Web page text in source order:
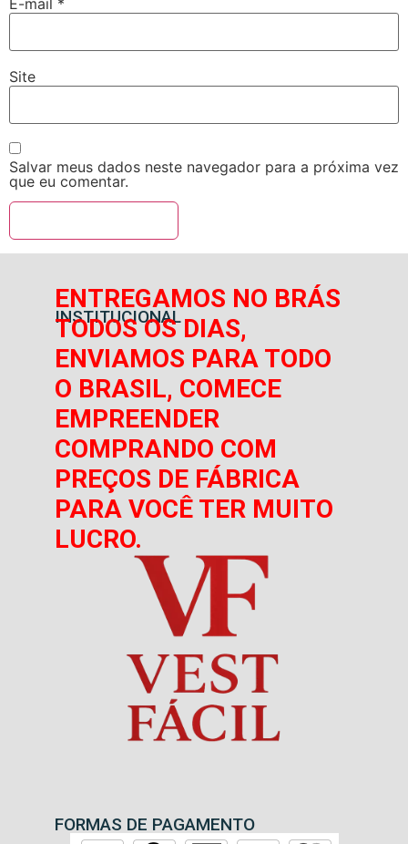
Site
Salvar meus dados neste navegador para a próxima vez
que eu comentar.
INSTITUCIONAL
ENTREGAMOS NO BRÁS
TODOS OS DIAS,
ENVIAMOS PARA TODO
O BRASIL, COMECE
EMPREENDER
COMPRANDO COM
PREÇOS DE FÁBRICA
PARA VOCÊ TER MUITO
LUCRO.
FORMAS DE PAGAMENTO